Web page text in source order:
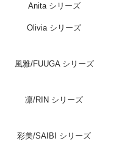
Anita シリーズ
Olivia シリーズ
風雅/FUUGA シリーズ
凛/RIN シリーズ
彩美/SAIBI シリーズ